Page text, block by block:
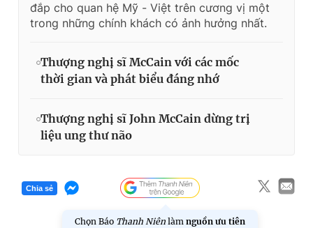
đắp cho quan hệ Mỹ - Việt trên cương vị một
trong những chính khách có ảnh hưởng nhất.
Thượng nghị sĩ McCain với các mốc
thời gian và phát biểu đáng nhớ
Thượng nghị sĩ John McCain dừng trị
liệu ung thư não
Chia sẻ
Chọn Báo Thanh Niên làm nguồn ưu tiên